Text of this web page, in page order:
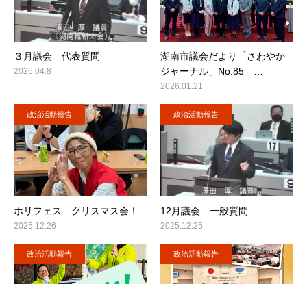
３月議会 代表質問
2026.04.8
湖南市議会だより「さわやか
ジャーナル」No.85 …
2026.01.21
政治活動報告
ホリフェス クリスマス会！
2025.12.26
政治活動報告
12月議会 一般質問
2025.12.25
政治活動報告 政治活動報告